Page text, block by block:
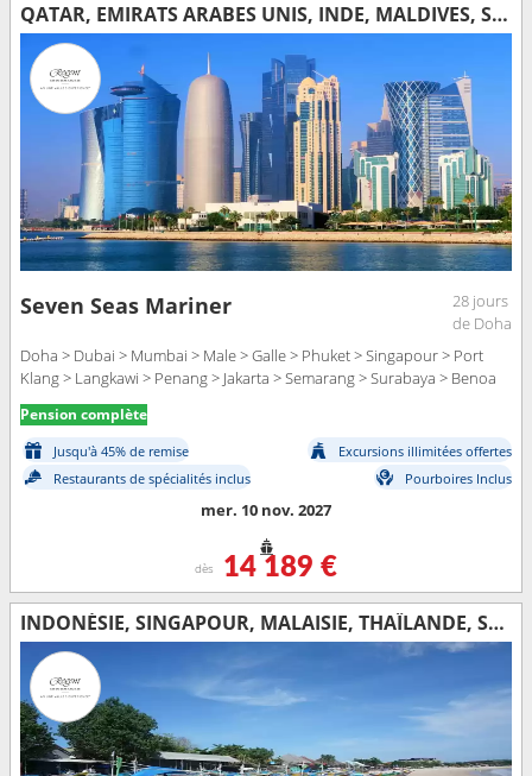
QATAR, EMIRATS ARABES UNIS, INDE, MALDIVES, SRI LANKA, THAÏLANDE, SINGAPOUR, MALAISIE, INDONÉSIE
Seven Seas Mariner
28 jours
de Doha
Doha > Dubai > Mumbai > Male > Galle > Phuket > Singapour > Port
Klang > Langkawi > Penang > Jakarta > Semarang > Surabaya > Benoa
Pension complète
Jusqu'à 45% de remise
Excursions illimitées offertes
Restaurants de spécialités inclus
Pourboires Inclus
mer. 10 nov. 2027
dès 14 189 €
INDONÉSIE, SINGAPOUR, MALAISIE, THAÏLANDE, SRI LANKA, MALDIVES, SEYCHELLES, MADAGASCAR, MAURICE